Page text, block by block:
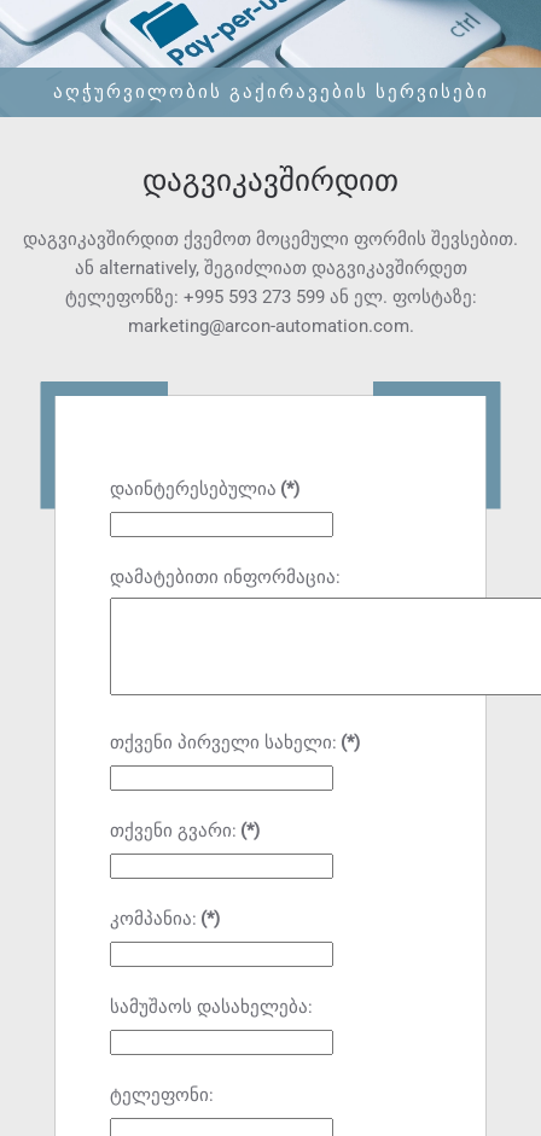
ᲐᲦᲭᲣᲠᲕᲘᲚᲝᲑᲘᲡ ᲒᲐᲥᲘᲠᲐᲕᲔᲑᲘᲡ ᲡᲔᲠᲕᲘᲡᲔᲑᲘ
დაგვიკავშირდით
დაგვიკავშირდით ქვემოთ მოცემული ფორმის შევსებით.
ან alternatively, შეგიძლიათ დაგვიკავშირდეთ
ტელეფონზე: +995 593 273 599ან ელ. ფოსტაზე:
marketing@arcon-automation.com.
დაინტერესებულია (*)
დამატებითი ინფორმაცია:
თქვენი პირველი სახელი: (*)
თქვენი გვარი: (*)
კომპანია: (*)
სამუშაოს დასახელება:
ტელეფონი: